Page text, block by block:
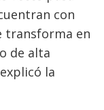
con
transforma en
de alta
la